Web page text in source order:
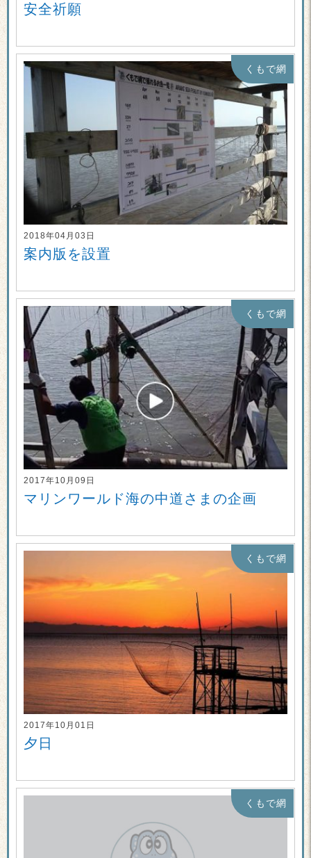
安全祈願
くもで網
2018年04月03日
案内版を設置
くもで網
2017年10月09日
マリンワールド海の中道さまの企画
くもで網
2017年10月01日
夕日
くもで網